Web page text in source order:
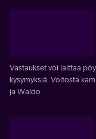
Vastaukset voi laittaa
kysymyksiä. Voitosta
ja Waldo.